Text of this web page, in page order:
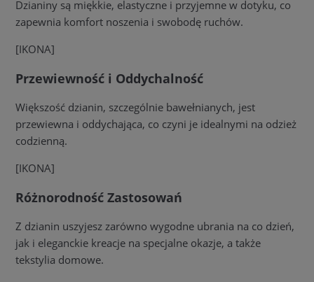
Dzianiny są miękkie, elastyczne i przyjemne w dotyku, co
zapewnia komfort noszenia i swobodę ruchów.
[IKONA]
Przewiewność i Oddychalność
Większość dzianin, szczególnie bawełnianych, jest
przewiewna i oddychająca, co czyni je idealnymi na odzież
codzienną.
[IKONA]
Różnorodność Zastosowań
Z dzianin uszyjesz zarówno wygodne ubrania na co dzień,
jak i eleganckie kreacje na specjalne okazje, a także
tekstylia domowe.